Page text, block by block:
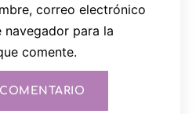
correo electrónico
navegador para la
comente.